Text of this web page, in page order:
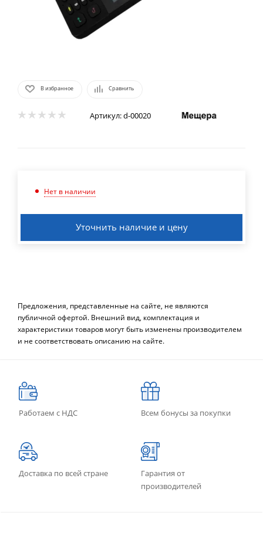
В избранное Сравнить
Артикул:d-00020
Нет в наличии
Уточнить наличие и цену
Предложения, представленные на сайте, не являются
публичной офертой. Внешний вид, комплектация и
характеристики товаров могут быть изменены производителем
и не соответствовать описанию на сайте.
Работаем с НДС Всем бонусы за покупки
Доставка по всей стране
Гарантия от
производителей